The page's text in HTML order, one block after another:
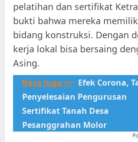
pelatihan dan sertifikat
bukti bahwa mereka
bidang konstruksi. Dengan
kerja lokal bisa bersaing
Asing.
Baca Juga >> Efek Corona,
Penyelesaian Pengurusan
Sertifikat Tanah Desa
Pesanggrahan Molor